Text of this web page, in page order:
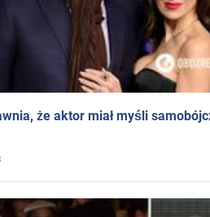
że aktor miał myśli